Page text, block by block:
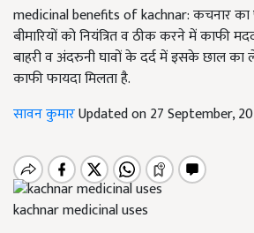
medicinal benefits of kachnar: कचनार
बीमारियों को नियंत्रित व ठीक करने में काफी
बाहरी व अंदरुनी घावों के दर्द में इसके छाल का
काफी फायदा मिलता है.
सावन कुमारUpdated on 27 September,
kachnar medicinal uses